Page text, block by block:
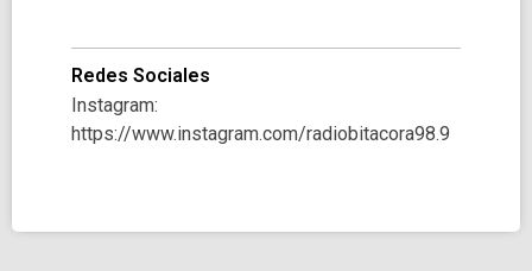
Redes Sociales
Instagram:
https://www.instagram.com/radiobitacora98.9